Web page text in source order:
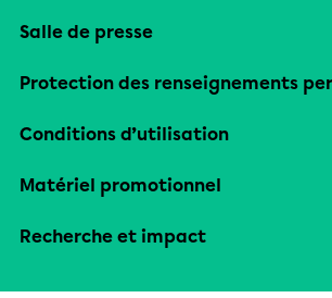
Salle de presse
Protection des renseignements
Conditions d’utilisation
Matériel promotionnel
Recherche et impact